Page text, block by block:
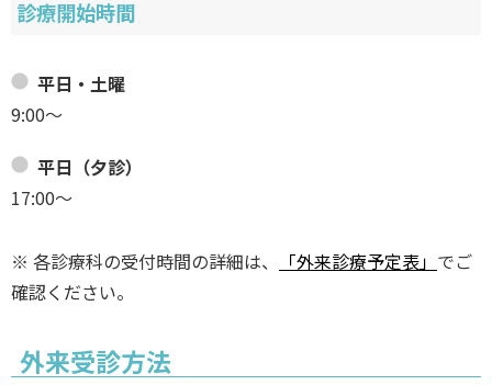
診療開始時間
平日・土曜
9:00～
平日（夕診）
17:00～
※ 各診療科の受付時間の詳細は、 「外来診療予定表」 でご
確認ください。
外来受診方法